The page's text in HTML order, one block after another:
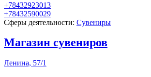
+78432923013
+78432590029
Сферы деятельности: Сувениры
Магазин сувениров
Ленина, 57/1